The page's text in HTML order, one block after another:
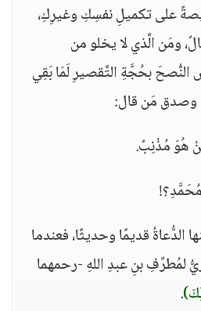
على تكميلِ نفسِكِ وغيرِكِ،
ومَن الَّذي لا يخلو من
النُّصحَ بحُجَّةِ التَّقصيرِ لَمَا بَقِي
وصدق مَن قال:
هُوَ مُذْنِبٌ.
الدُّعاةُ قديمًا وحديثًا، فعندما
لمُطرِّفِ بنِ عبدِ اللهِ -رحمهما
.